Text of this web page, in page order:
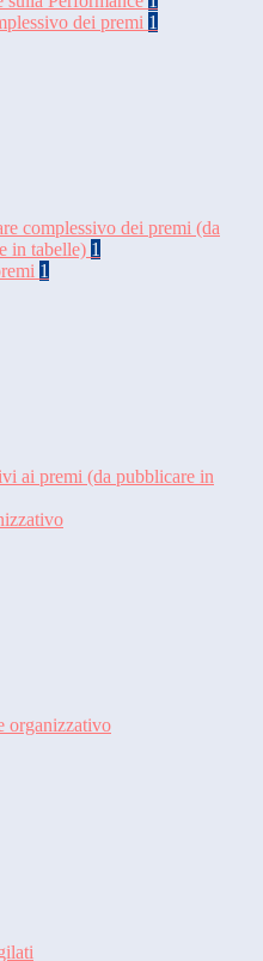
dei premi 1
complessivo dei premi (da
in tabelle) 1
1
ai premi (da pubblicare in
organizzativo